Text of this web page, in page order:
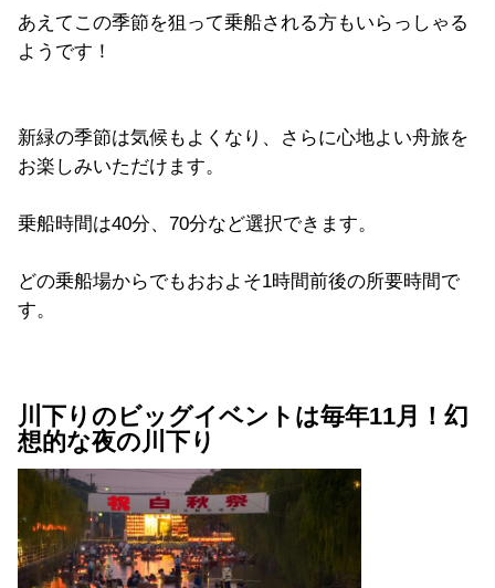
あえてこの季節を狙って乗船される方もいらっしゃる
ようです！
新緑の季節は気候もよくなり、さらに心地よい舟旅を
お楽しみいただけます。
乗船時間は40分、70分など選択できます。
どの乗船場からでもおおよそ1時間前後の所要時間で
す。
川下りのビッグイベントは毎年11月！幻
想的な夜の川下り